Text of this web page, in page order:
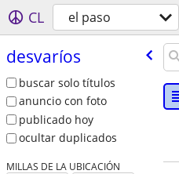
CL el paso
desvaríos
buscar solo títulos
anuncio con foto
publicado hoy
ocultar duplicados
MILLAS DE LA UBICACIÓN